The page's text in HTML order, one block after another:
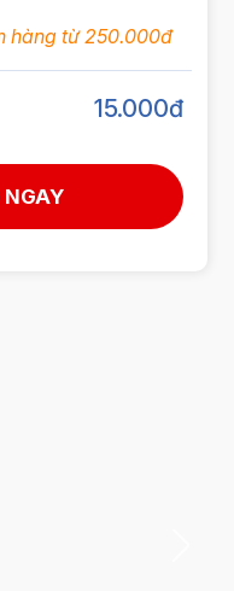
hàng từ 250.000đ
15.000đ